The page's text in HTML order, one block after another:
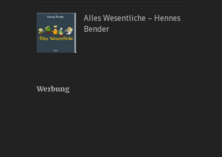
Alles Wesentliche – Hennes
Bender
Werbung